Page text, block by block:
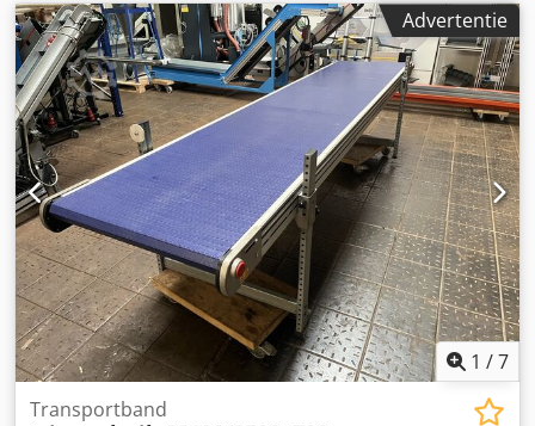
Advertentie
1 /7
Transportband